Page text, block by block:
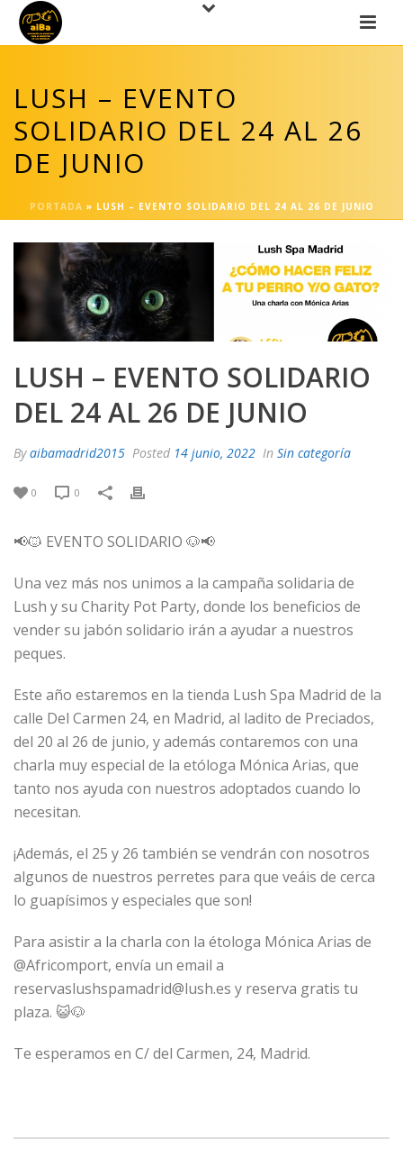
LUSH – EVENTO
SOLIDARIO DEL 24 AL 26
DE JUNIO
PORTADA » LUSH – EVENTO SOLIDARIO DEL 24 AL 26 DE JUNIO
LUSH – EVENTO SOLIDARIO
DEL 24 AL 26 DE JUNIO
Byaibamadrid2015 Posted 14 junio, 2022 In Sin categoría
0 0
📢🐱 EVENTO SOLIDARIO 🐶📢
Una vez más nos unimos a la campaña solidaria de
Lush y su Charity Pot Party, donde los beneficios de
vender su jabón solidario irán a ayudar a nuestros
peques.
Este año estaremos en la tienda Lush Spa Madrid de la
calle Del Carmen 24, en Madrid, al ladito de Preciados,
del 20 al 26 de junio, y además contaremos con una
charla muy especial de la etóloga Mónica Arias, que
tanto nos ayuda con nuestros adoptados cuando lo
necesitan.
¡Además, el 25 y 26 también se vendrán con nosotros
algunos de nuestros perretes para que veáis de cerca
lo guapísimos y especiales que son!
Para asistir a la charla con la étologa Mónica Arias de
@Africomport, envía un email a
reservaslushspamadrid@lush.es y reserva gratis tu
plaza. 😺🐶
Te esperamos en C/ del Carmen, 24, Madrid.